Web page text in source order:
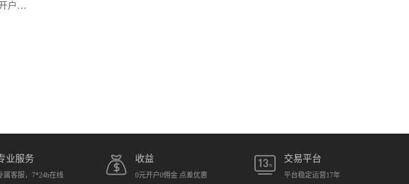
户热
业服务
属客服，7*24h在线
收益
0元开户0佣金 点差优惠
交易平台
平台稳定运营17年